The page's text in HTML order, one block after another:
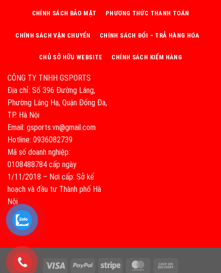
CÔNG TY TNHH GSPORTS
Địa chỉ: Số 396 Đường Láng,
Phường Láng Hạ, Quận Đống Đa,
TP. Hà Nội
Email: gsports.vn@gmail.com
Hotline: 0936082739
Mã số doanh nghiệp:
0108488784 cấp ngày
1/11/2018 – Nơi cấp: Sở kế
hoạch và đầu tư Thành phố Hà
Nội
CHÍNH SÁCH BẢO MẬT PHƯƠNG THỨC THANH TOÁN
CHÍNH SÁCH VẬN CHUYỂN CHÍNH SÁCH ĐỔI – TRẢ HÀNG HÓA
CHỦ SỞ HỮU WEBSITE CHÍNH SÁCH KIỂM HÀNG